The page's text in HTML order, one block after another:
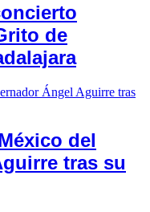
de
del
tras su